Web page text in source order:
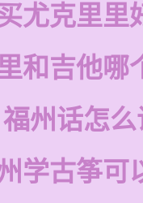
尤克里里
和吉他哪
州话怎
学古筝可